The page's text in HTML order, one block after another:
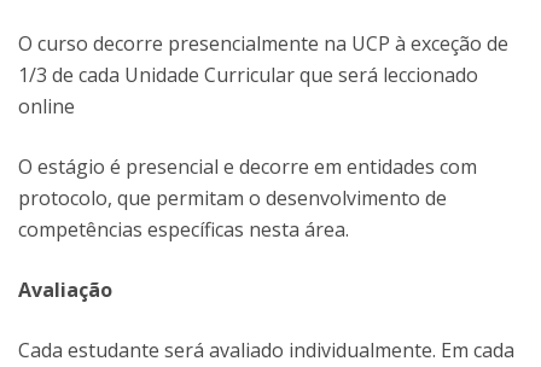
O curso decorre presencialmente na UCP à exceção de
1/3 de cada Unidade Curricular que será leccionado
online
O estágio é presencial e decorre em entidades com
protocolo, que permitam o desenvolvimento de
competências específicas nesta área.
Avaliação
Cada estudante será avaliado individualmente. Em cada